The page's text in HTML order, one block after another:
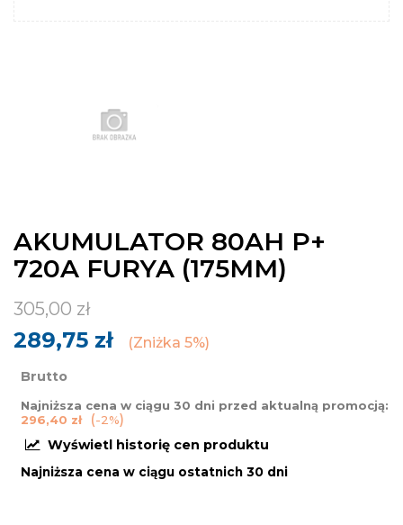
AKUMULATOR 80AH P+
720A FURYA (175MM)
305,00 zł
289,75 zł Zniżka 5%
Brutto
Najniższa cena w ciągu 30 dni przed aktualną promocją:
296,40 zł
-2%
Wyświetl historię cen produktu
Najniższa cena w ciągu ostatnich 30 dni